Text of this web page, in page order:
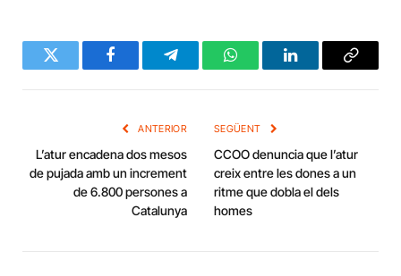
Twitter FacebookTelegramWhatsAppLinkedInCopy
ANTERIOR
L’atur encadena dos mesos
de pujada amb un increment
de 6.800 persones a
Catalunya
SEGÜENT
CCOO denuncia que l’atur
creix entre les dones a un
ritme que dobla el dels
homes